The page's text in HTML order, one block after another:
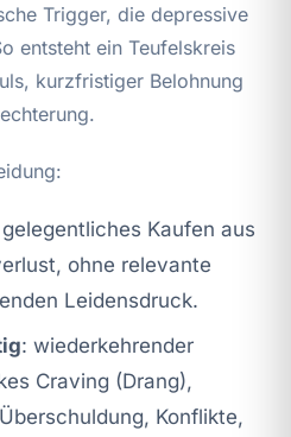
Trigger, die depressive
entsteht ein Teufelskreis
kurzfristiger Belohnung
Kaufen aus
ohne relevante
Leidensdruck.
: wiederkehrender
Craving (Drang),
Konflikte,